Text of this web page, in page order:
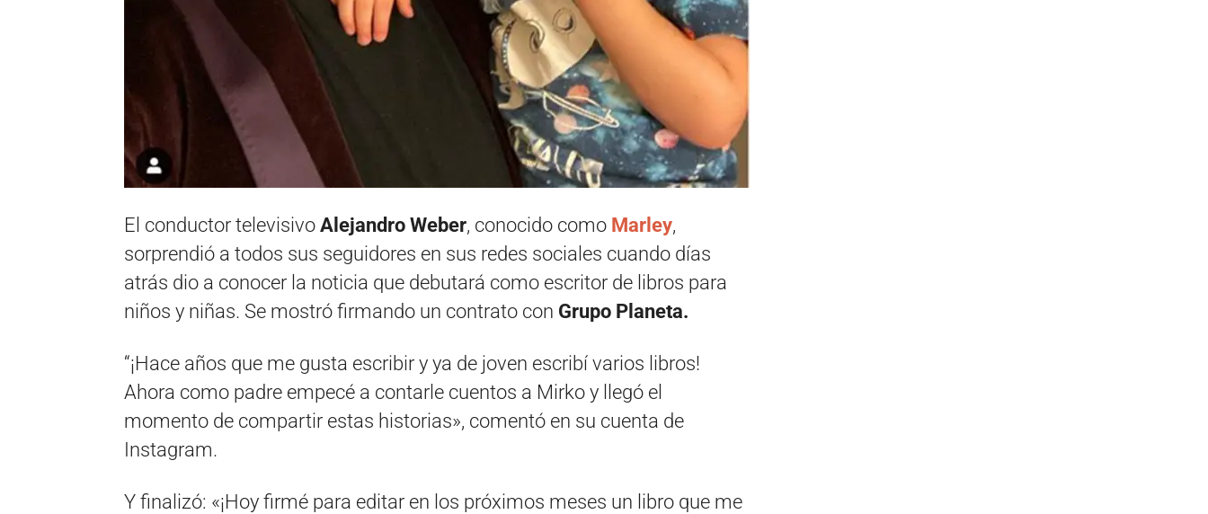
El conductor televisivo Alejandro Weber, conocido como Marley,
sorprendió a todos sus seguidores en sus redes sociales cuando días
atrás dio a conocer la noticia que debutará como escritor de libros para
niños y niñas. Se mostró firmando un contrato con Grupo Planeta.
“¡Hace años que me gusta escribir y ya de joven escribí varios libros!
Ahora como padre empecé a contarle cuentos a Mirko y llegó el
momento de compartir estas historias», comentó en su cuenta de
Instagram.
Y finalizó: «¡Hoy firmé para editar en los próximos meses un libro que me